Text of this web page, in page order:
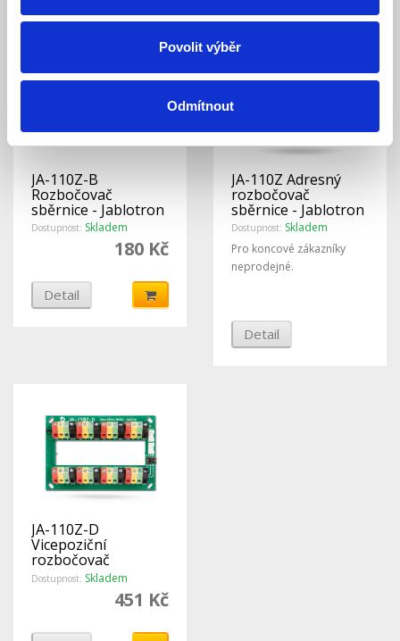
Povolit výběr
Odmítnout
Podobné a související výrobky
JA-110Z-B
Rozbočovač
sběrnice - Jablotron
Dostupnost: Skladem
180 Kč
Detail
JA-110Z Adresný
rozbočovač
sběrnice - Jablotron
Dostupnost: Skladem
Pro koncové zákazníky
neprodejné.
Detail
JA-110Z-D
Vicepoziční
rozbočovač
sběrnice - Jablotron
Dostupnost: Skladem
451 Kč